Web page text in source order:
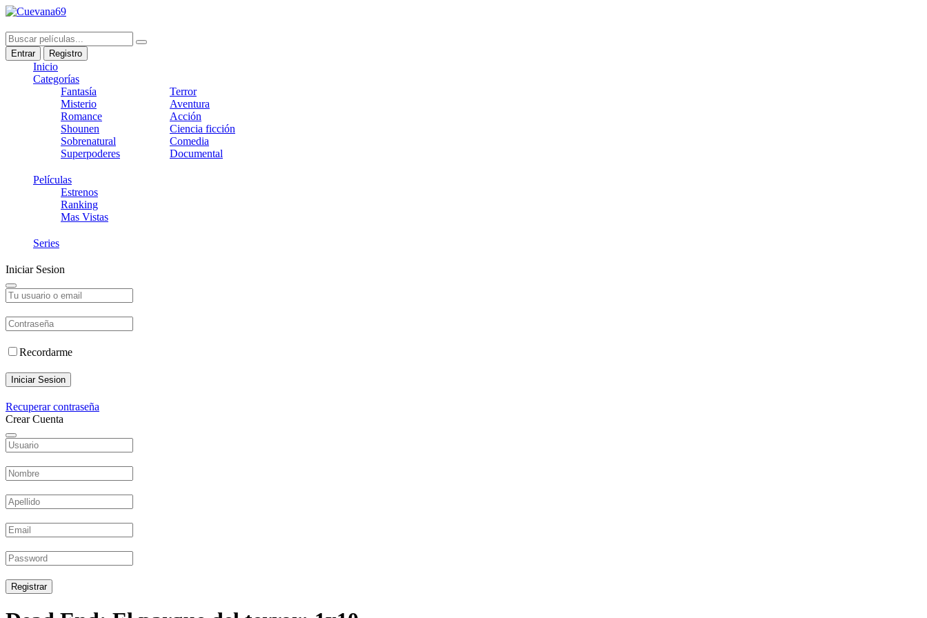
Entrar Registro
Inicio
Categorías
Fantasía
Misterio
Romance
Shounen
Sobrenatural
Superpoderes
Terror
Aventura
Acción
Ciencia ficción
Comedia
Documental
Películas
Estrenos
Ranking
Mas Vistas
Series
Iniciar Sesion
Recordarme
Iniciar Sesion
Recuperar contraseña
Crear Cuenta
Registrar